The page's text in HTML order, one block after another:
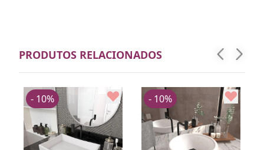
PRODUTOS RELACIONADOS
- 10% - 10%